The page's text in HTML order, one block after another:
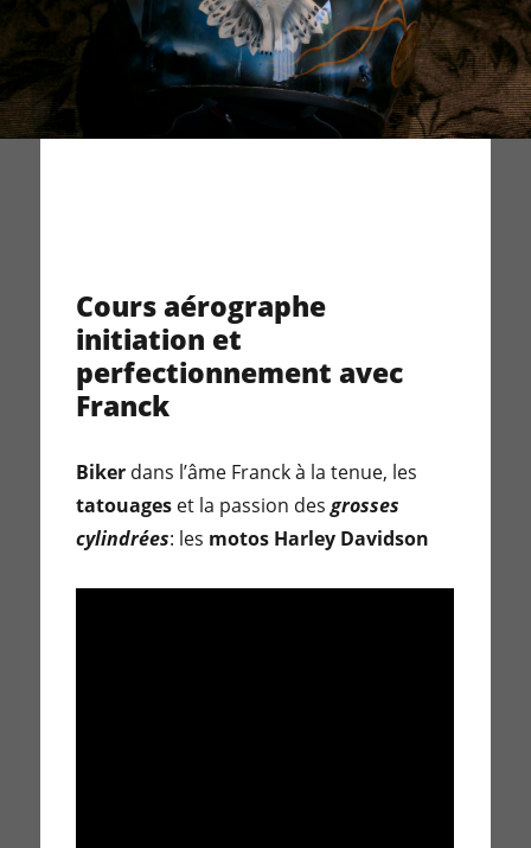
Cours aérographe
initiation et
perfectionnement avec
Franck
Biker dans l’âme Franck à la tenue, les
tatouages et la passion desgrosses
cylindrées: les motos Harley Davidson